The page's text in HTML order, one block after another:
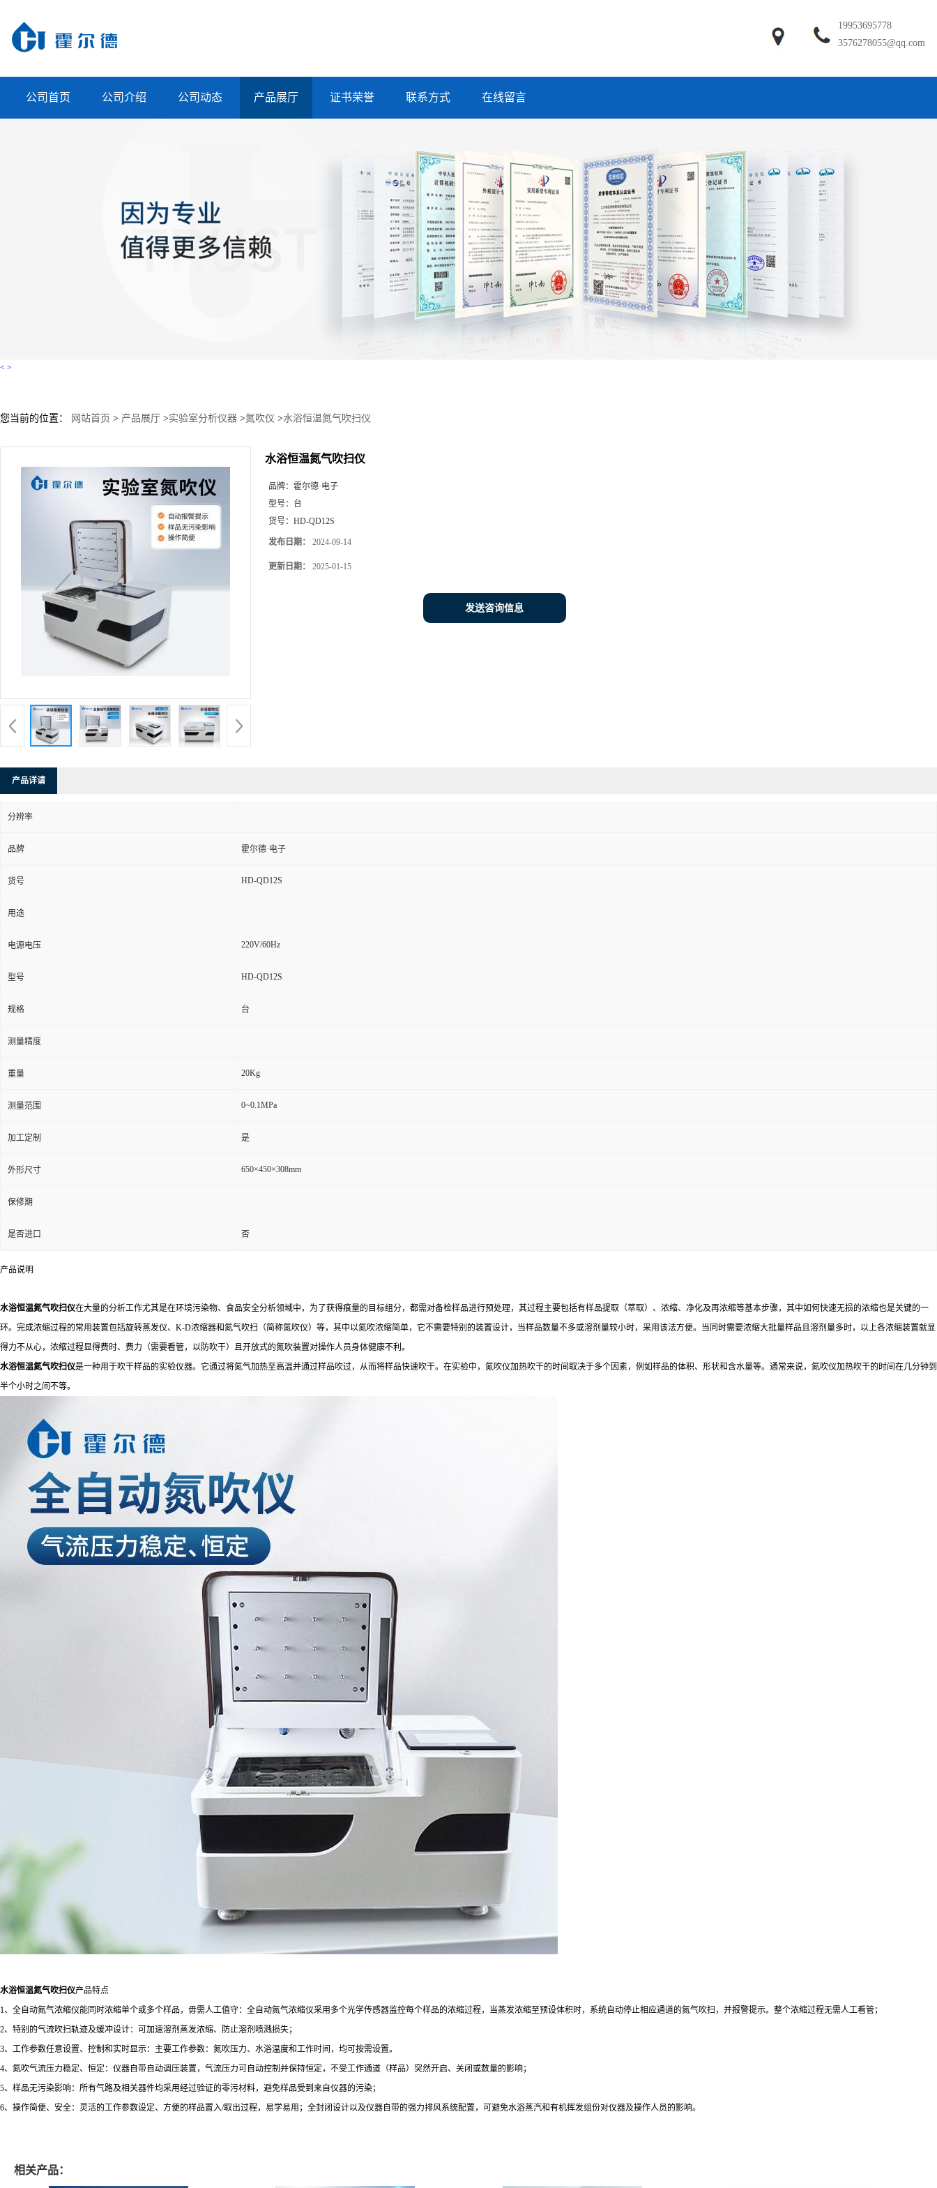
19953695778
3576278055@qq.com
公司首页 公司介绍 公司动态 产品展厅 证书荣誉 联系方式 在线留言
< >
您当前的位置： 网站首页 > 产品展厅 >实验室分析仪器 >氮吹仪 >水浴恒温氮气吹扫仪
水浴恒温氮气吹扫仪
品牌： 霍尔德·电子
型号： 台
货号： HD-QD12S
发布日期： 2024-09-14
更新日期： 2025-01-15
发送咨询信息
产品详请
分辨率
品牌 霍尔德·电子
货号 HD-QD12S
用途
电源电压 220V/60Hz
型号 HD-QD12S
规格 台
测量精度
重量 20Kg
测量范围 0~0.1MPa
加工定制 是
外形尺寸 650×450×308mm
保修期
是否进口 否
产品说明
水浴恒温氮气吹扫仪在大量的分析工作尤其是在环境污染物、食品安全分析领域中，为了获得痕量的目标组分，都需对备检样品进行预处理，其过程主要包括有样品提取（萃取）、浓缩、净化及再浓缩等基本步骤，其中如何快速无损的浓缩也是关键的一
环。完成浓缩过程的常用装置包括旋转蒸发仪、K-D浓缩器和氮气吹扫（简称氮吹仪）等，其中以氮吹浓缩简单，它不需要特别的装置设计，当样品数量不多或溶剂量较小时，采用该法方便。当同时需要浓缩大批量样品且溶剂量多时，以上各浓缩装置就显
得力不从心，浓缩过程显得费时、费力（需要看管，以防吹干）且开放式的氮吹装置对操作人员身体健康不利。
水浴恒温氮气吹扫仪是一种用于吹干样品的实验仪器。它通过将氮气加热至高温并通过样品吹过，从而将样品快速吹干。在实验中，氮吹仪加热吹干的时间取决于多个因素，例如样品的体积、形状和含水量等。通常来说，氮吹仪加热吹干的时间在几分钟到
半个小时之间不等。
水浴恒温氮气吹扫仪产品特点
1、全自动氮气浓缩仪能同时浓缩单个或多个样品，毋需人工值守：全自动氮气浓缩仪采用多个光学传感器监控每个样品的浓缩过程，当蒸发浓缩至预设体积时，系统自动停止相应通道的氮气吹扫，并报警提示。整个浓缩过程无需人工看管；
2、特别的气流吹扫轨迹及缓冲设计：可加速溶剂蒸发浓缩、防止溶剂喷溅损失；
3、工作参数任意设置、控制和实时显示：主要工作参数：氮吹压力、水浴温度和工作时间，均可按需设置。
4、氮吹气流压力稳定、恒定：仪器自带自动调压装置，气流压力可自动控制并保持恒定，不受工作通道（样品）突然开启、关闭或数量的影响；
5、样品无污染影响：所有气路及相关器件均采用经过验证的零污材料，避免样品受到来自仪器的污染；
6、操作简便、安全：灵活的工作参数设定、方便的样品置入/取出过程，易学易用；全封闭设计以及仪器自带的强力排风系统配置，可避免水浴蒸汽和有机挥发组份对仪器及操作人员的影响。
相关产品：